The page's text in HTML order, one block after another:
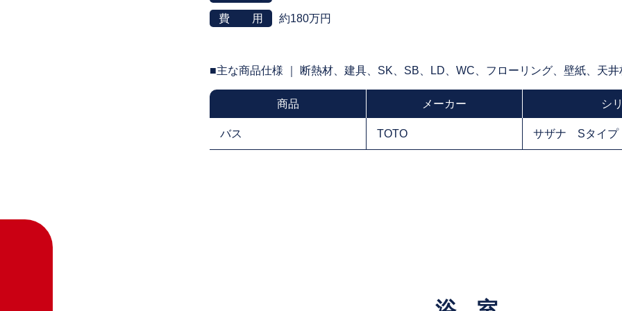
費 用 約180万円
■主な商品仕様 ｜ 断熱材、建具、SK、SB、LD、WC、フローリング、壁紙、天井
商品 メーカー シ
バス TOTO サザナ Sタイプ